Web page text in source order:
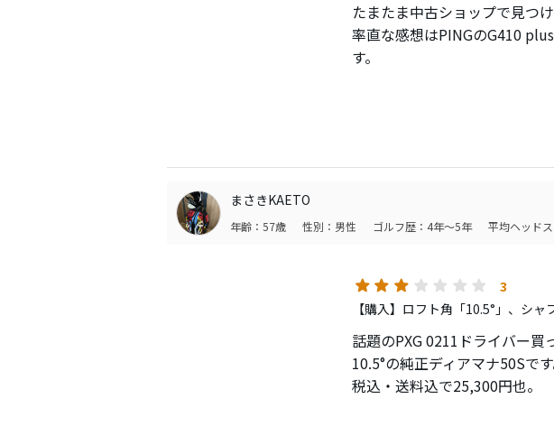
これはシャフトを純正ディア
振ると左に行くので、そこそ
エースにはないドフックが出
ただ、25000円という破格な
硬めのシャフトで試してどう
たまたま中古ショップで見つ
率直な感想はPINGのG410
す。
一発の飛びはないのですが、
アメイクはしやすいのではな
あと、グリップがPXG向けの
もしかしたらこのグリップが
エースはROGUE ST MAX LS
同価格帯のドライバーで悩ま
ょうか。
まさきKAETO
年齢：57歳 性別：男性 ゴルフ歴：4年～5年 平均ヘッド
3
【購入】ロフト角「10.5°」、シ
話題のPXG 0211ドライバー買
10.5°の純正ディアマナ50Sです
税込・送料込で25,300円也。
公式サイトで発注後、8日目